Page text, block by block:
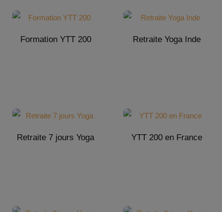
Formation YTT 200 Retraite Yoga Inde
Retraite 7 jours Yoga YTT 200 en France